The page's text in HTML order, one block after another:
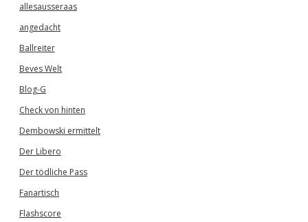
allesausseraas
angedacht
Ballreiter
Beves Welt
Blog-G
Check von hinten
Dembowski ermittelt
Der Libero
Der tödliche Pass
Fanartisch
Flashscore